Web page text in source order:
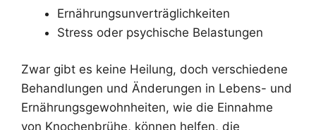
Ernährungsunverträglichkeiten
Stress oder psychische Belastungen
Zwar gibt es keine Heilung, doch verschiedene
Behandlungen und Änderungen in Lebens- und
Ernährungsgewohnheiten, wie die Einnahme
von Knochenbrühe, können helfen, die